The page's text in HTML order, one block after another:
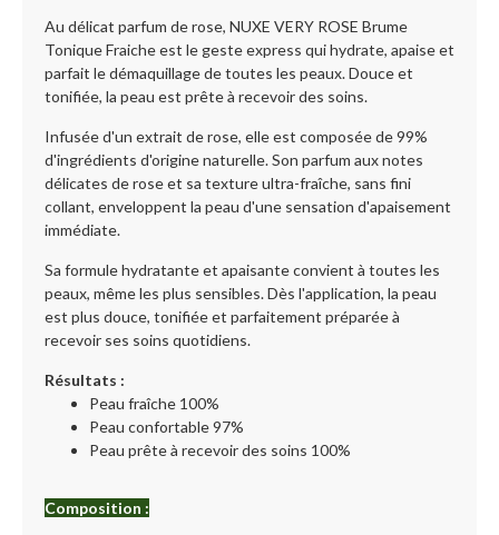
Au délicat parfum de rose, NUXE VERY ROSE Brume
Tonique Fraiche est le geste express qui hydrate, apaise et
parfait le démaquillage de toutes les peaux. Douce et
tonifiée, la peau est prête à recevoir des soins.
Infusée d'un extrait de rose, elle est composée de 99%
d'ingrédients d'origine naturelle. Son parfum aux notes
délicates de rose et sa texture ultra-fraîche, sans fini
collant, enveloppent la peau d'une sensation d'apaisement
immédiate.
Sa formule hydratante et apaisante convient à toutes les
peaux, même les plus sensibles. Dès l'application, la peau
est plus douce, tonifiée et parfaitement préparée à
recevoir ses soins quotidiens.
Résultats :
Peau fraîche 100%
Peau confortable 97%
Peau prête à recevoir des soins 100%
Composition :